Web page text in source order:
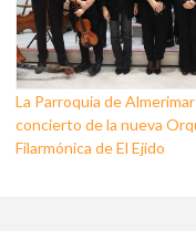
La Parroquia de
concierto de la nueva
Filarmónica de El Ejido